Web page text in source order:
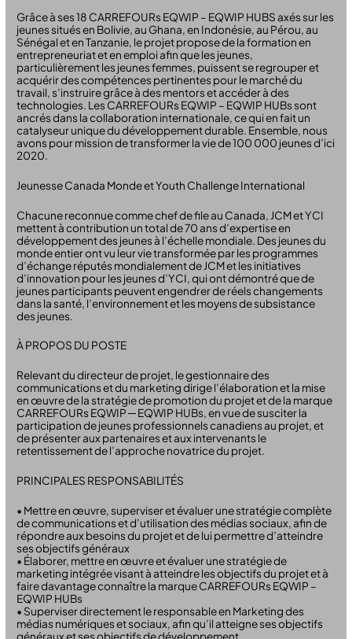
Grâce à ses 18 CARREFOURs EQWIP – EQWIP HUBS axés sur les
jeunes situés en Bolivie, au Ghana, en Indonésie, au Pérou, au
Sénégal et en Tanzanie, le projet propose de la formation en
entrepreneuriat et en emploi afin que les jeunes,
particulièrement les jeunes femmes, puissent se regrouper et
acquérir des compétences pertinentes pour le marché du
travail, s’instruire grâce à des mentors et accéder à des
technologies. Les CARREFOURs EQWIP – EQWIP HUBs sont
ancrés dans la collaboration internationale, ce qui en fait un
catalyseur unique du développement durable. Ensemble, nous
avons pour mission de transformer la vie de 100 000 jeunes d’ici
2020.
Jeunesse Canada Monde et Youth Challenge International
Chacune reconnue comme chef de file au Canada, JCM et YCI
mettent à contribution un total de 70 ans d’expertise en
développement des jeunes à l’échelle mondiale. Des jeunes du
monde entier ont vu leur vie transformée par les programmes
d’échange réputés mondialement de JCM et les initiatives
d’innovation pour les jeunes d’YCI, qui ont démontré que de
jeunes participants peuvent engendrer de réels changements
dans la santé, l’environnement et les moyens de subsistance
des jeunes.
À PROPOS DU POSTE
Relevant du directeur de projet, le gestionnaire des
communications et du marketing dirige l’élaboration et la mise
en œuvre de la stratégie de promotion du projet et de la marque
CARREFOURs EQWIP ─ EQWIP HUBs, en vue de susciter la
participation de jeunes professionnels canadiens au projet, et
de présenter aux partenaires et aux intervenants le
retentissement de l’approche novatrice du projet.
PRINCIPALES RESPONSABILITÉS
• Mettre en œuvre, superviser et évaluer une stratégie complète
de communications et d’utilisation des médias sociaux, afin de
répondre aux besoins du projet et de lui permettre d’atteindre
ses objectifs généraux
• Élaborer, mettre en œuvre et évaluer une stratégie de
marketing intégrée visant à atteindre les objectifs du projet et à
faire davantage connaître la marque CARREFOURs EQWIP –
EQWIP HUBs
• Superviser directement le responsable en Marketing des
médias numériques et sociaux, afin qu’il atteigne ses objectifs
généraux et ses objectifs de développement